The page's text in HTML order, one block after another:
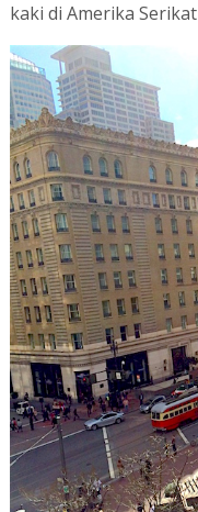
kaki di Amerika Serikat